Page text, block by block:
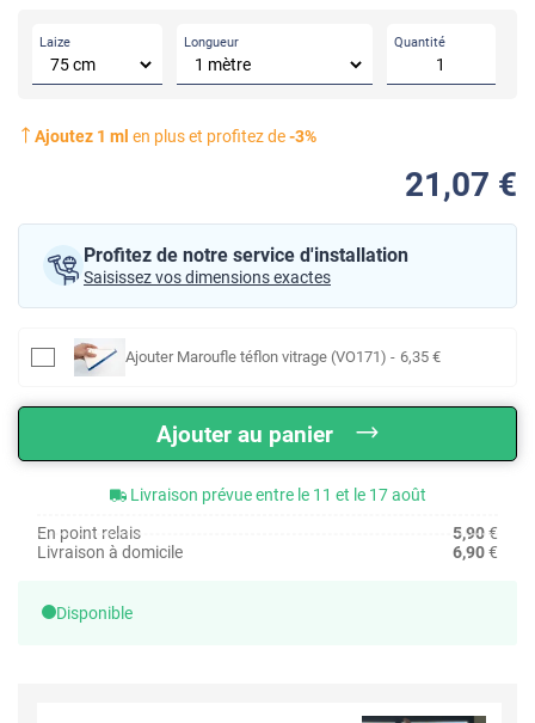
Laize Longueur Quantité
Ajoutez 1 ml en plus et profitez de-3%
21 ,07 €
Profitez de notre service d'installation
Saisissez vos dimensions exactes
Ajouter Maroufle téflon vitrage (VO171) - 6,35 €
Ajouter au panier
Livraison prévue entre le 11 et le 17 août
En point relais
5,90€
Livraison à domicile
6,90€
Disponible